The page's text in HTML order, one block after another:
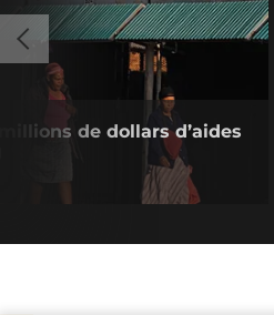
de dollars d’aides